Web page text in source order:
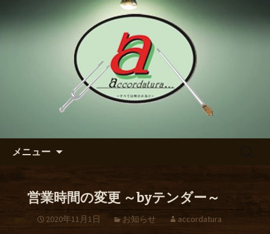
東区の泉のダイニングバー
【アッコルダトゥーラ】のブ
【アッコルダトゥーラ】のブログ
メニュー
営業時間の変更 ～byテンダー～
2020年11月1日 お知らせ accordatura